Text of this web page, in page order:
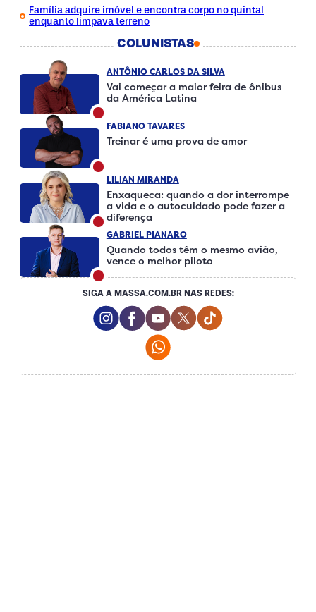
Família adquire imóvel e encontra corpo no quintal
enquanto limpava terreno
COLUNISTAS
ANTÔNIO CARLOS DA SILVA
Vai começar a maior feira de ônibus
da América Latina
FABIANO TAVARES
Treinar é uma prova de amor
LILIAN MIRANDA
Enxaqueca: quando a dor interrompe
a vida e o autocuidado pode fazer a
diferença
GABRIEL PIANARO
Quando todos têm o mesmo avião,
vence o melhor piloto
SIGA A MASSA.COM.BR NAS REDES:
Instagram Social Media
Facebook Social Media
Youtube Social Media
Twitter Social Media
Tiktok Social
Whatsapp Social Media